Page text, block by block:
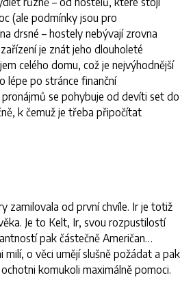
(ale podmínky jsou pro
drsné – hostely nebývají zrovna
je znát jeho dlouholeté
celého domu, což je nejvýhodnější
lépe po stránce finanční
pronájmů se pohybuje od devíti set do
k čemuž je třeba připočítat
zamilovala od první chvíle. Ir je totiž
Je to Kelt, Ir, svou rozpustilostí
pak částečně Američan…
milí, o věci umějí slušně požádat a pak
komukoli maximálně pomoci.